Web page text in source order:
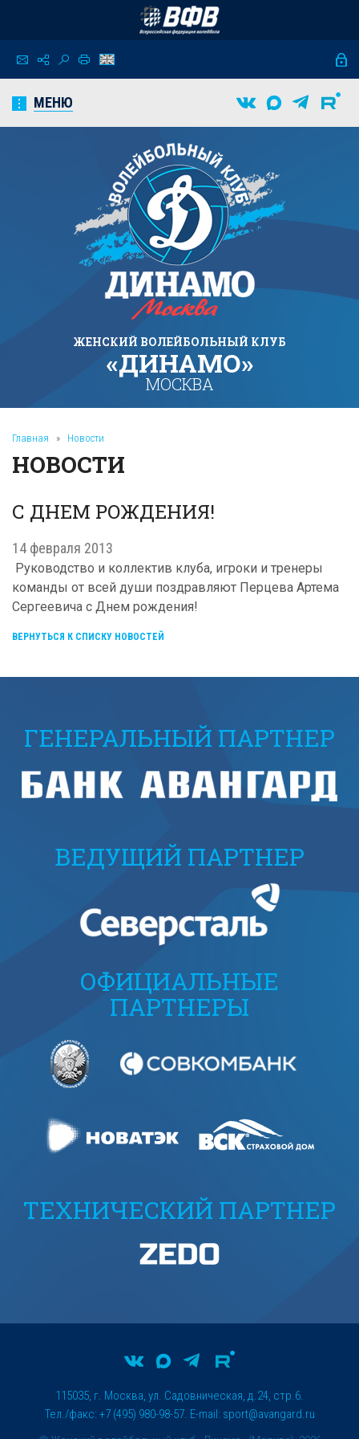
МЕНЮ
ЖЕНСКИЙ ВОЛЕЙБОЛЬНЫЙ КЛУБ
«ДИНАМО»
МОСКВА
Главная » Новости
НОВОСТИ
С ДНЕМ РОЖДЕНИЯ!
14 февраля 2013
Руководство и коллектив клуба, игроки и тренеры
команды от всей души поздравляют Перцева Артема
Сергеевича с Днем рождения!
ВЕРНУТЬСЯ К СПИСКУ НОВОСТЕЙ
ГЕНЕРАЛЬНЫЙ ПАРТНЕР
ВЕДУЩИЙ ПАРТНЕР
ОФИЦИАЛЬНЫЕ
ПАРТНЕРЫ
ТЕХНИЧЕСКИЙ ПАРТНЕР
115035, г. Москва, ул. Садовническая, д.24, стр.6.
Тел./факс: +7 (495) 980-98-57. E-mail: sport@avangard.ru